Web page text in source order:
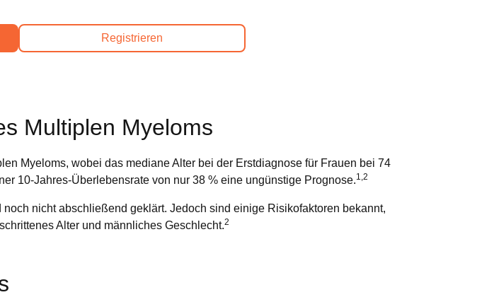
Registrieren
Multiplen Myeloms
Myeloms, wobei das mediane Alter bei der Erstdiagnose für Frauen bei 74
10-Jahres-Überlebensrate von nur 38 % eine ungünstige Prognose.1,2
nicht abschließend geklärt. Jedoch sind einige Risikofaktoren bekannt,
Alter und männliches Geschlecht.2